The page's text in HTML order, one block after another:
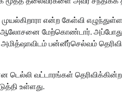
என்ற கேள்வி
ஆலோசனை மேற்கொண்டார்.
பன்னீர்செல்வம்
டெல்லி வட்டாரங்கள்
உள்ளது.